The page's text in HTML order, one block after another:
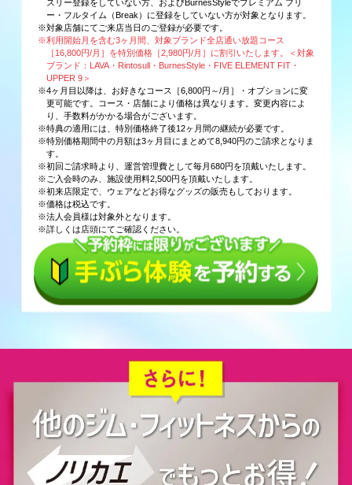
スリー登録をしていない方、およびBurnesStyleでプレミアム フリ
ー・フルタイム（Break）に登録をしていない方が対象となります。
※対象店舗にてご来店当日のご登録が必要です。
※利用開始月を含む3ヶ月間、対象ブランド全店通い放題コース
［16,800円/月］を特別価格［2,980円/月］に割引いたします。＜対象
ブランド：LAVA・Rintosull・BurnesStyle・FIVE ELEMENT FIT・
UPPER 9＞
※4ヶ月目以降は、お好きなコース［6,800円～/月］・オプションに変
更可能です。コース・店舗により価格は異なります。変更内容によ
り、手数料がかかる場合がございます。
※特典の適用には、特別価格終了後12ヶ月間の継続が必要です。
※特別価格期間中の月額は3ヶ月目にまとめて8,940円のご請求となりま
す。
※初回ご請求時より、運営管理費として毎月680円を頂戴いたします。
※ご入会時のみ、施設使用料2,500円を頂戴いたします。
※初来店限定で、ウェアなどお得なグッズの販売もしております。
※価格は税込です。
※法人会員様は対象外となります。
※詳しくは店頭にてご確認ください。